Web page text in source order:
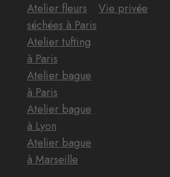
Atelier fleurs
séchées à Paris
Atelier tufting
à Paris
Atelier bague
à Paris
Atelier bague
à Lyon
Atelier bague
à Marseille
Vie privée